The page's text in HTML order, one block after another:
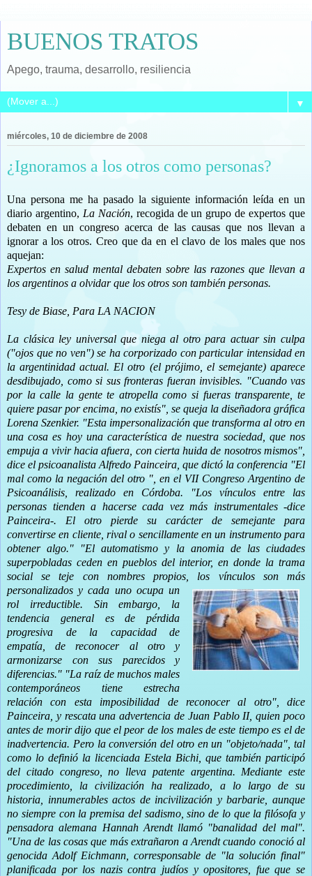
BUENOS TRATOS
Apego, trauma, desarrollo, resiliencia
▼
miércoles, 10 de diciembre de 2008
¿Ignoramos a los otros como personas?
Una persona me ha pasado la siguiente información leída en un
diario argentino, La Nación, recogida de un grupo de expertos que
debaten en un congreso acerca de las causas que nos llevan a
ignorar a los otros. Creo que da en el clavo de los males que nos
aquejan:
Expertos en salud mental debaten sobre las razones que llevan a
los argentinos a olvidar que los otros son también personas.
Tesy de Biase, Para LA NACION
La clásica ley universal que niega al otro para actuar sin culpa
("ojos que no ven") se ha corporizado con particular intensidad en
la argentinidad actual. El otro (el prójimo, el semejante) aparece
desdibujado, como si sus fronteras fueran invisibles. "Cuando vas
por la calle la gente te atropella como si fueras transparente, te
quiere pasar por encima, no existís", se queja la diseñadora gráfica
Lorena Szenkier. "Esta impersonalización que transforma al otro en
una cosa es hoy una característica de nuestra sociedad, que nos
empuja a vivir hacia afuera, con cierta huida de nosotros mismos",
dice el psicoanalista Alfredo Painceira, que dictó la conferencia "El
mal como la negación del otro ", en el VII Congreso Argentino de
Psicoanálisis, realizado en Córdoba. "Los vínculos entre las
personas tienden a hacerse cada vez más instrumentales -dice
Painceira-. El otro pierde su carácter de semejante para
convertirse en cliente, rival o sencillamente en un instrumento para
obtener algo." "El automatismo y la anomia de las ciudades
superpobladas ceden en pueblos del interior, en donde la trama
social se teje con nombres propios, los vínculos son más
personalizados y cada uno ocupa un
rol irreductible. Sin embargo, la
tendencia general es de pérdida
progresiva de la capacidad de
empatía, de reconocer al otro y
armonizarse con sus parecidos y
diferencias." "La raíz de muchos males
contemporáneos tiene estrecha
relación con esta imposibilidad de reconocer al otro", dice
Painceira, y rescata una advertencia de Juan Pablo II, quien poco
antes de morir dijo que el peor de los males de este tiempo es el de
inadvertencia. Pero la conversión del otro en un "objeto/nada", tal
como lo definió la licenciada Estela Bichi, que también participó
del citado congreso, no lleva patente argentina. Mediante este
procedimiento, la civilización ha realizado, a lo largo de su
historia, innumerables actos de incivilización y barbarie, aunque
no siempre con la premisa del sadismo, sino de lo que la filósofa y
pensadora alemana Hannah Arendt llamó "banalidad del mal".
"Una de las cosas que más extrañaron a Arendt cuando conoció al
genocida Adolf Eichmann, corresponsable de "la solución final"
planificada por los nazis contra judíos y opositores, fue que se